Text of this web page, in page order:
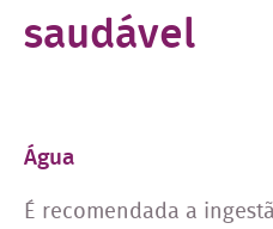
saudável
Água
É recomendada a